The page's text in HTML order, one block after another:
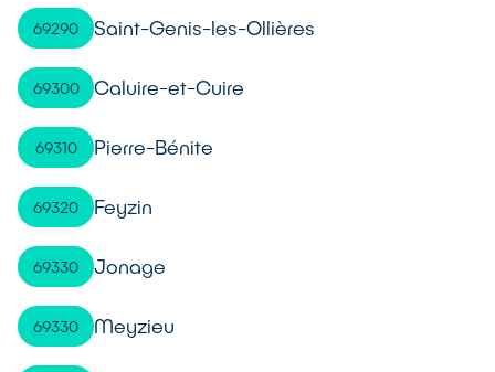
69290 Saint-Genis-les-Ollières
69300 Caluire-et-Cuire
69310 Pierre-Bénite
69320 Feyzin
69330 Jonage
69330 Meyzieu